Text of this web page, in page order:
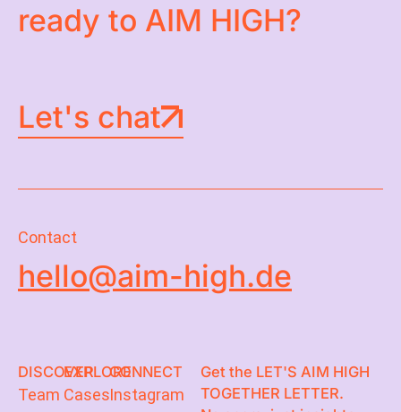
ready to AIM HIGH?
Let's chat
Contact
hello@aim-high.de
DISCOVER
Team
EXPLORE
Cases
CONNECT
Instagram
Get the LET'S AIM HIGH
TOGETHER LETTER.